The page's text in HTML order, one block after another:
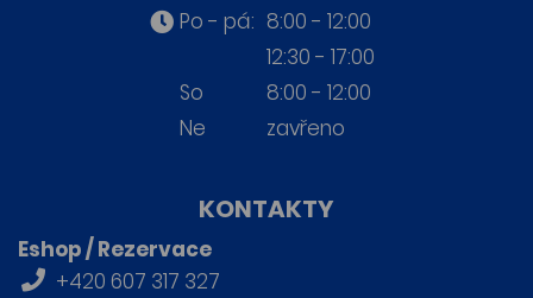
Po - pá: 8:00 - 12:00
12:30 - 17:00
So
8:00 - 12:00
Ne
zavřeno
KONTAKTY
Eshop / Rezervace
+420 607 317 327